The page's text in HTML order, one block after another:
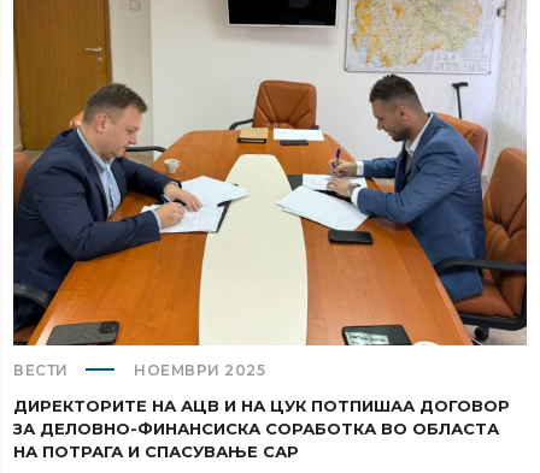
ВЕСТИ НОЕМВРИ 2025
ДИРЕКТОРИТЕ НА АЦВ И НА ЦУК ПОТПИШАА ДОГОВОР
ЗА ДЕЛОВНО-ФИНАНСИСКА СОРАБОТКА ВО ОБЛАСТА
НА ПОТРАГА И СПАСУВАЊЕ САР